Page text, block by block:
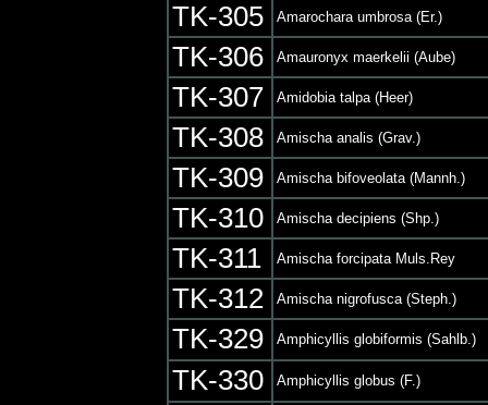
TK-305 Amarochara umbrosa (Er.)
TK-306 Amauronyx maerkelii (Aube)
TK-307 Amidobia talpa (Heer)
TK-308 Amischa analis (Grav.)
TK-309 Amischa bifoveolata (Mannh.)
TK-310 Amischa decipiens (Shp.)
TK-311 Amischa forcipata Muls.Rey
TK-312 Amischa nigrofusca (Steph.)
TK-329 Amphicyllis globiformis (Sahlb.)
TK-330 Amphicyllis globus (F.)